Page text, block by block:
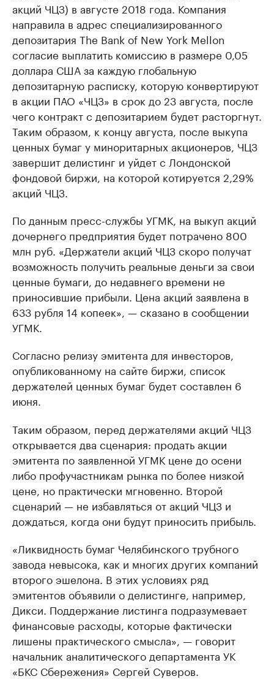
акций ЧЦЗ) в августе 2018 года. Компания
направила в адрес специализированного
депозитария The Bank of New York Mellon
согласие выплатить комиссию в размере 0,05
доллара США за каждую глобальную
депозитарную расписку, которую конвертируют
в акции ПАО «ЧЦЗ» в срок до 23 августа, после
чего контракт с депозитарием будет расторгнут.
Таким образом, к концу августа, после выкупа
ценных бумаг у миноритарных акционеров, ЧЦЗ
завершит делистинг и уйдет с Лондонской
фондовой биржи, на которой котируется 2,29%
акций ЧЦЗ.
По данным пресс-службы УГМК, на выкуп акций
дочернего предприятия будет потрачено 800
млн руб. «Держатели акций ЧЦЗ скоро получат
возможность получить реальные деньги за свои
ценные бумаги, до недавнего времени не
приносившие прибыли. Цена акций заявлена в
633 рубля 14 копеек», — сказано в сообщении
УГМК.
Согласно релизу эмитента для инвесторов,
опубликованному на сайте биржи, список
держателей ценных бумаг будет составлен 6
июня.
Таким образом, перед держателями акций ЧЦЗ
открывается два сценария: продать акции
эмитента по заявленной УГМК цене до осени
либо профучастникам рынка по более низкой
цене, но практически мгновенно. Второй
сценарий — не избавляться от акций ЧЦЗ и
дождаться, когда они будут приносить прибыль.
«Ликвидность бумаг Челябинского трубного
завода невысока, как и многих других компаний
второго эшелона. В этих условиях ряд
эмитентов объявили о делистинге, например,
Дикси. Поддержание листинга подразумевает
финансовые расходы, которые фактически
лишены практического смысла», — говорит
начальник аналитического департамента УК
«БКС Сбережения» Сергей Суверов.